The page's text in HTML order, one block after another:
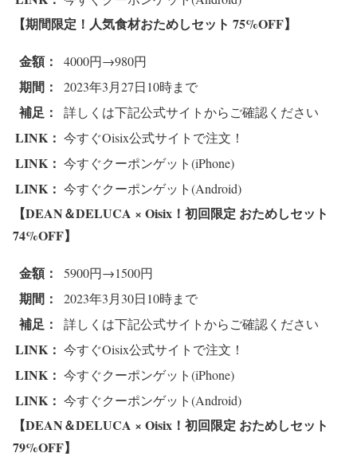
【期間限定！人気食材おためしセット 75%OFF】
金額： 4000円→980円
期間： 2023年3月27日10時まで
補足： 詳しくは下記公式サイトからご確認ください
LINK： 今すぐOisix公式サイトで注文！
LINK： 今すぐクーポンゲット(iPhone)
LINK： 今すぐクーポンゲット(Android)
【DEAN＆DELUCA × Oisix！初回限定 おためしセット
74%OFF】
金額： 5900円→1500円
期間： 2023年3月30日10時まで
補足： 詳しくは下記公式サイトからご確認ください
LINK： 今すぐOisix公式サイトで注文！
LINK： 今すぐクーポンゲット(iPhone)
LINK： 今すぐクーポンゲット(Android)
【DEAN＆DELUCA × Oisix！初回限定 おためしセット
79%OFF】